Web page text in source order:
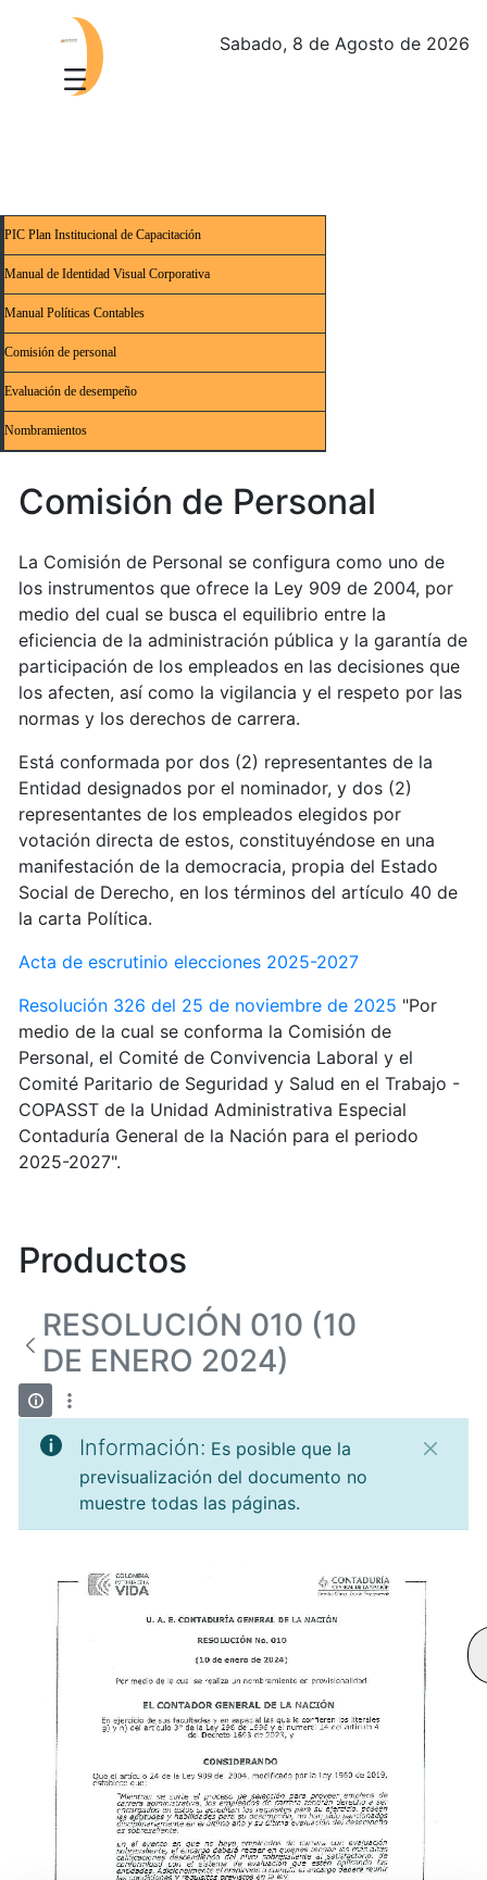
Sabado, 8 de Agosto de 2026
PIC Plan Institucional de Capacitación
Manual de Identidad Visual Corporativa
Manual Políticas Contables
Comisión de personal
Evaluación de desempeño
Nombramientos
Comisión de Personal
La Comisión de Personal se configura como uno de
los instrumentos que ofrece la Ley 909 de 2004, por
medio del cual se busca el equilibrio entre la
eficiencia de la administración pública y la garantía de
participación de los empleados en las decisiones que
los afecten, así como la vigilancia y el respeto por las
normas y los derechos de carrera.
Está conformada por dos (2) representantes de la
Entidad designados por el nominador, y dos (2)
representantes de los empleados elegidos por
votación directa de estos, constituyéndose en una
manifestación de la democracia, propia del Estado
Social de Derecho, en los términos del artículo 40 de
la carta Política.
Acta de escrutinio elecciones 2025-2027
Resolución 326 del 25 de noviembre de 2025 "Por
medio de la cual se conforma la Comisión de
Personal, el Comité de Convivencia Laboral y el
Comité Paritario de Seguridad y Salud en el Trabajo -
COPASST de la Unidad Administrativa Especial
Contaduría General de la Nación para el periodo
2025-2027".
Productos
RESOLUCIÓN 010 (10
DE ENERO 2024)
Información: Es posible que la
previsualización del documento no
muestre todas las páginas.